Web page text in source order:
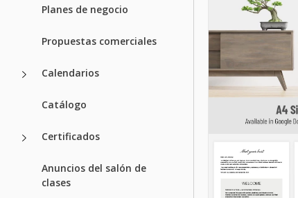
Planes de negocio
Propuestas comerciales
Calendarios
Catálogo
Certificados
Anuncios del salón de
clases